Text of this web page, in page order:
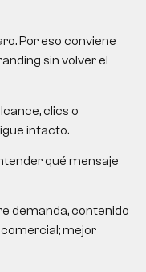
Por eso conviene
sin volver el
clics o
intacto.
qué mensaje
demanda, contenido
mejor